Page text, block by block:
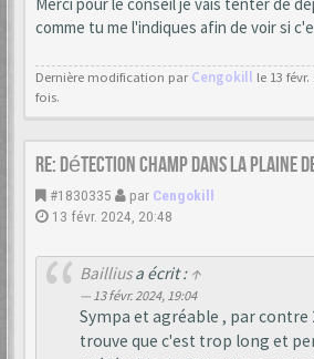
comme tu me l'indiques afin de voir si
Dernière modification parCengokill le 13
fois.
Re: Détection champ dans la Plaine
#1830335 par Cengokill
13 févr. 2024, 20:48
Bailliusa écrit : ↑
13 févr. 2024, 19:04
Sympa et agréable , par contre
trouve que c'est trop long et